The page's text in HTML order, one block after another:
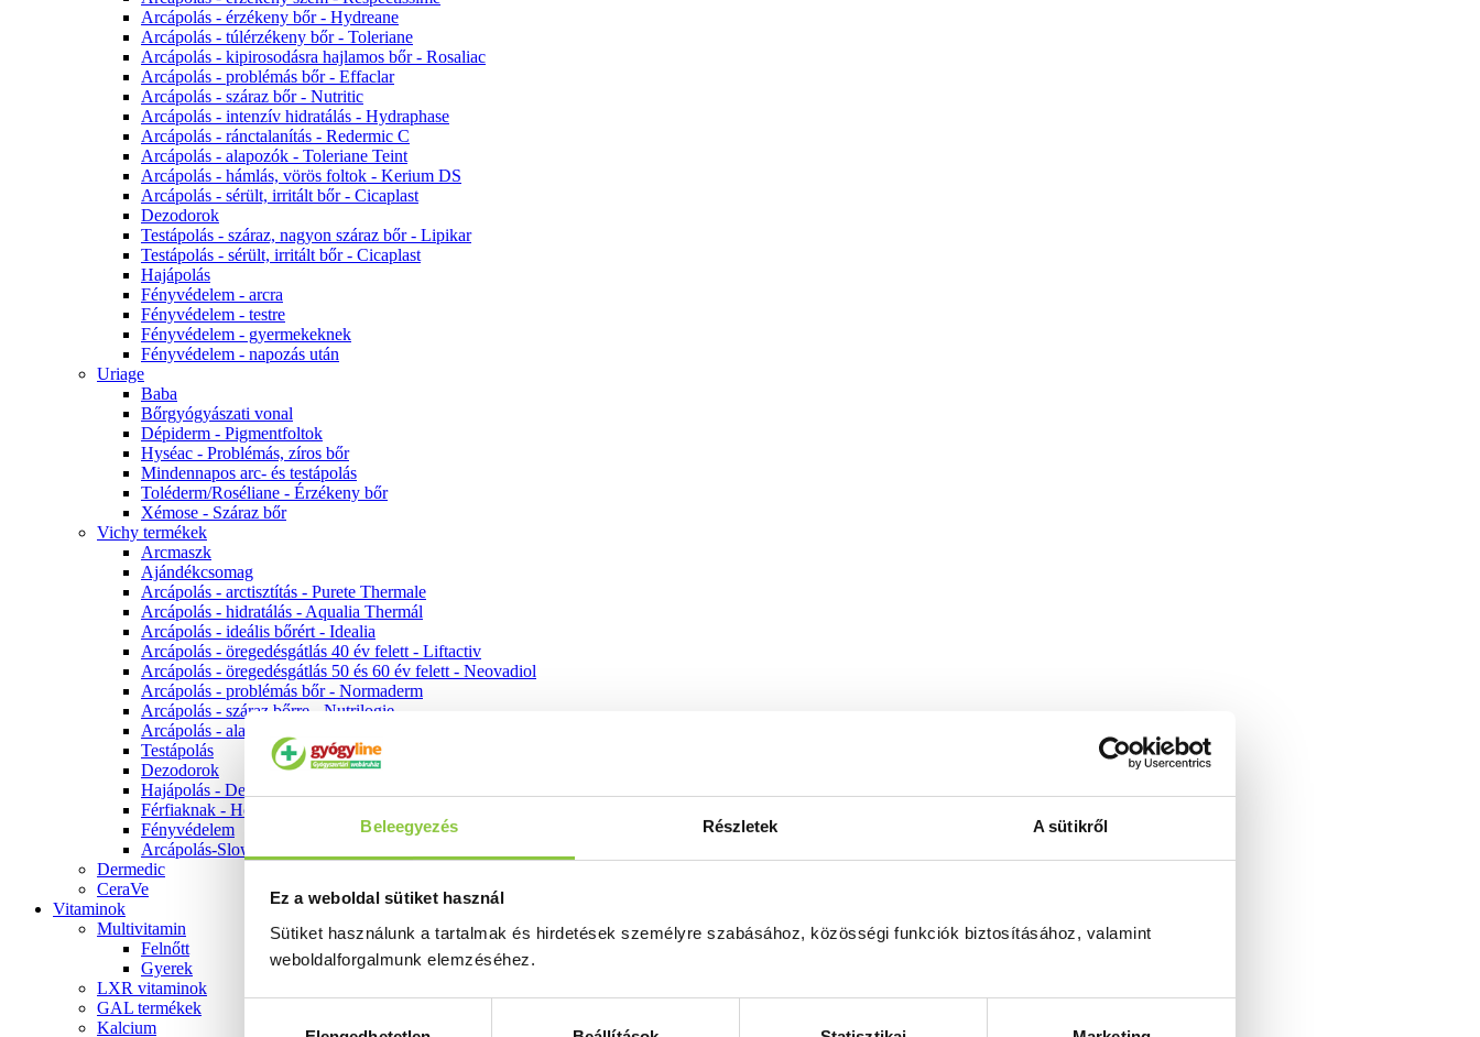
Beleegyezés Részletek A sütikről
Ez a weboldal sütiket használ
Sütiket használunk a tartalmak és hirdetések személyre szabásához, közösségi funkciók biztosításához, valamint
weboldalforgalmunk elemzéséhez.
Arcápolás - érzékeny bőr - Hydreane
Arcápolás - túlérzékeny bőr - Toleriane
Arcápolás - kipirosodásra hajlamos bőr - Rosaliac
Arcápolás - problémás bőr - Effaclar
Arcápolás - száraz bőr - Nutritic
Arcápolás - intenzív hidratálás - Hydraphase
Arcápolás - ránctalanítás - Redermic C
Arcápolás - alapozók - Toleriane Teint
Arcápolás - hámlás, vörös foltok - Kerium DS
Arcápolás - sérült, irritált bőr - Cicaplast
Dezodorok
Testápolás - száraz, nagyon száraz bőr - Lipikar
Testápolás - sérült, irritált bőr - Cicaplast
Hajápolás
Fényvédelem - arcra
Fényvédelem - testre
Fényvédelem - gyermekeknek
Fényvédelem - napozás után
Uriage
Baba
Bőrgyógyászati vonal
Dépiderm - Pigmentfoltok
Hyséac - Problémás, zíros bőr
Mindennapos arc- és testápolás
Toléderm/Roséliane - Érzékeny bőr
Xémose - Száraz bőr
Vichy termékek
Arcmaszk
Ajándékcsomag
Arcápolás - arctisztítás - Purete Thermale
Arcápolás - hidratálás - Aqualia Thermál
Arcápolás - ideális bőrért - Idealia
Arcápolás - öregedésgátlás 40 év felett - Liftactiv
Arcápolás - öregedésgátlás 50 és 60 év felett - Neovadiol
Arcápolás - problémás bőr - Normaderm
Arcápolás - száraz bőrre - Nutrilogie
Arcápolás - alapozók
Testápolás
Dezodorok
Hajápolás - Dercos
Férfiaknak - Homme
Fényvédelem
Arcápolás-Slow Age
Dermedic
CeraVe
Vitaminok
Multivitamin
Felnőtt
Gyerek
LXR vitaminok
GAL termékek
Kalcium